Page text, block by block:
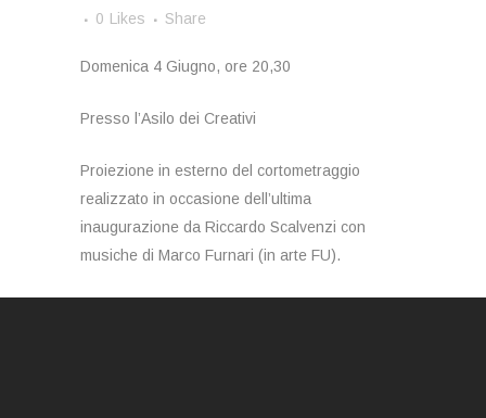
0 Likes Share
Domenica 4 Giugno, ore 20,30
Presso l’Asilo dei Creativi
Proiezione in esterno del cortometraggio
realizzato in occasione dell’ultima
inaugurazione da Riccardo Scalvenzi con
musiche di Marco Furnari (in arte FU).